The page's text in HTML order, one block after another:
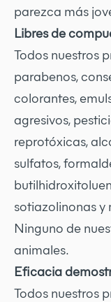
parezca más
Libres de
Todos nuestros
parabenos,
colorantes,
agresivos,
reprotóxicas,
sulfatos,
sotiazolinonas y
Ninguno de
animales.
Eficacia
Todos nuestros